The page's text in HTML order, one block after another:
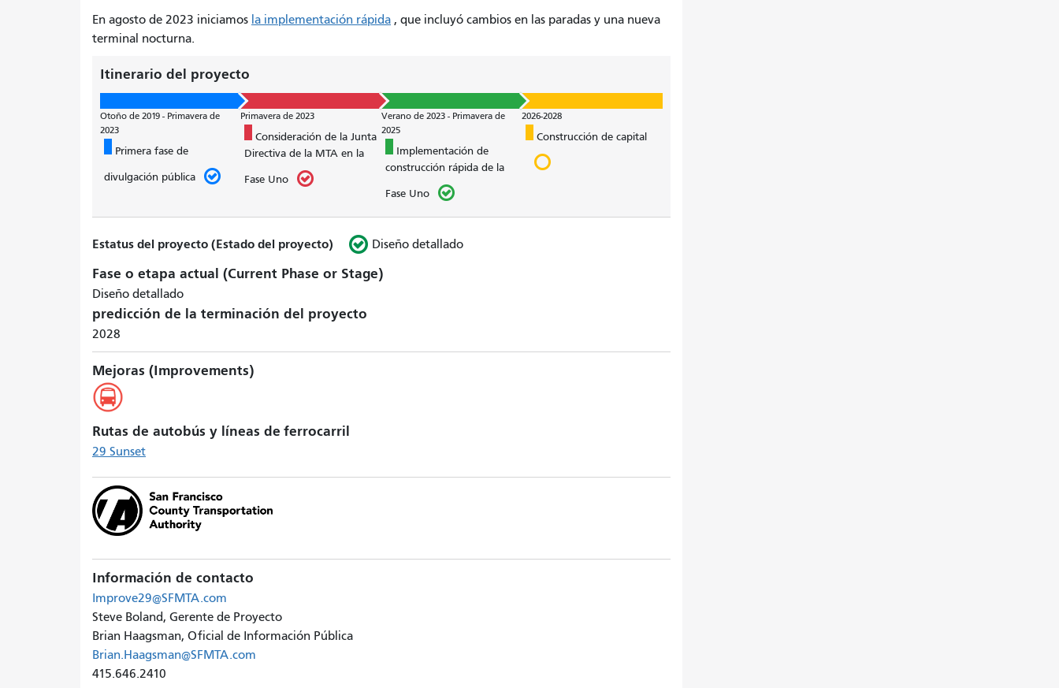
En agosto de 2023 iniciamos la implementación rápida , que incluyó cambios en las paradas y una nueva
terminal nocturna.
Itinerario del proyecto
Otoño de 2019 - Primavera de
2023
Primera fase de
divulgación pública
Primavera de 2023
Consideración de la Junta
Directiva de la MTA en la
Fase Uno
Verano de 2023 - Primavera de
2025
Implementación de
construcción rápida de la
Fase Uno
2026-2028
Construcción de capital
Estatus del proyecto (Estado del proyecto) Diseño detallado
Fase o etapa actual (Current Phase or Stage)
Diseño detallado
predicción de la terminación del proyecto
2028
Mejoras (Improvements)
Rutas de autobús y líneas de ferrocarril
29 Sunset
Información de contacto
Improve29@SFMTA.com
Steve Boland, Gerente de Proyecto
Brian Haagsman, Oficial de Información Pública
Brian.Haagsman@SFMTA.com
415.646.2410